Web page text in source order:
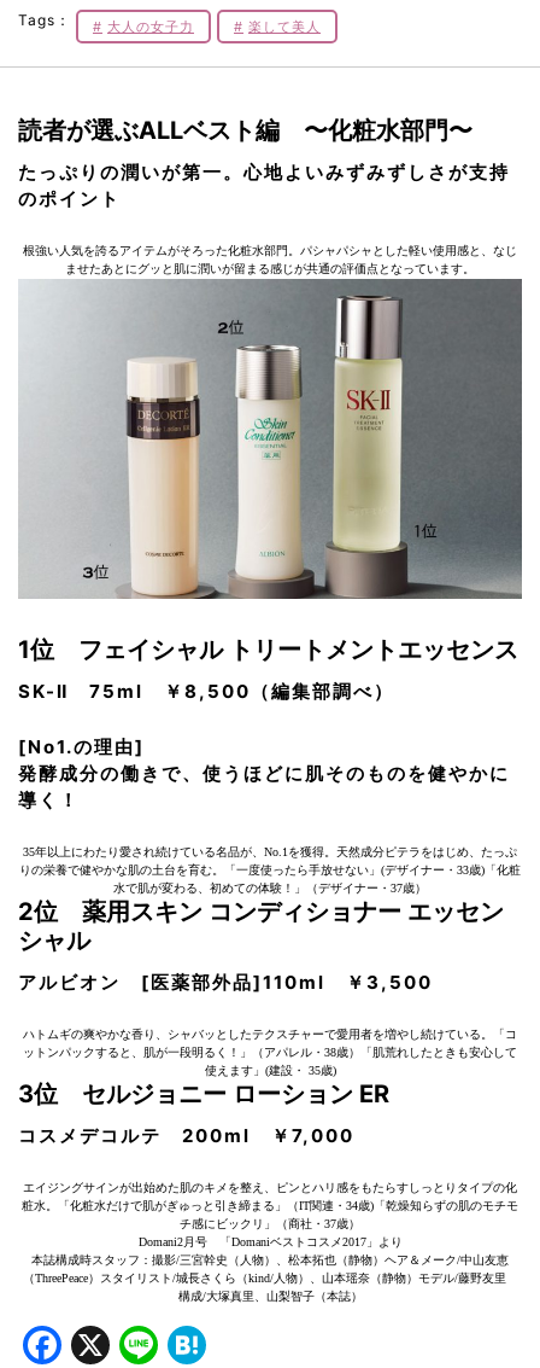
Tags： 大人の女子力 楽して美人
読者が選ぶALLベスト編 〜化粧水部門〜
たっぷりの潤いが第一。心地よいみずみずしさが支持
のポイント
根強い人気を誇るアイテムがそろった化粧水部門。パシャパシャとした軽い使用感と、なじ
ませたあとにグッと肌に潤いが留まる感じが共通の評価点となっています。
1位 フェイシャル トリートメントエッセンス
SK-Ⅱ 75ml ￥8,500（編集部調べ）
[No1.の理由]
発酵成分の働きで、使うほどに肌そのものを健やかに
導く！
35年以上にわたり愛され続けている名品が、No.1を獲得。天然成分ピテラをはじめ、たっぷ
りの栄養で健やかな肌の土台を育む。「一度使ったら手放せない」(デザイナー・33歳)「化粧
水で肌が変わる、初めての体験！」（デザイナー・37歳）
2位 薬用スキン コンディショナー エッセン
シャル
アルビオン [医薬部外品]110ml ￥3,500
ハトムギの爽やかな香り、シャバッとしたテクスチャーで愛用者を増やし続けている。「コ
ットンパックすると、肌が一段明るく！」（アパレル・38歳）「肌荒れしたときも安心して
使えます」(建設・ 35歳)
3位 セルジョニー ローション ER
コスメデコルテ 200ml ￥7,000
エイジングサインが出始めた肌のキメを整え、ピンとハリ感をもたらすしっとりタイプの化
粧水。「化粧水だけで肌がぎゅっと引き締まる」（IT関連・34歳)「乾燥知らずの肌のモチモ
チ感にビックリ」（商社・37歳）
Domani2月号 「Domaniベストコスメ2017」より
本誌構成時スタッフ：撮影/三宮幹史（人物）、松本拓也（静物）ヘア＆メーク/中山友恵
（ThreePeace）スタイリスト/城長さくら（kind/人物）、山本瑶奈（静物）モデル/藤野友里
構成/大塚真里、山梨智子（本誌）
Facebook
X Line